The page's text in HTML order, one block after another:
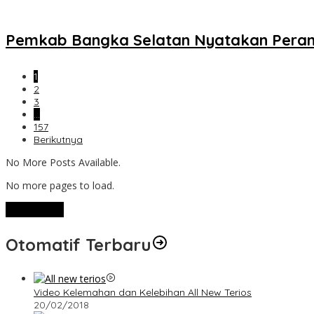
Pemkab Bangka Selatan Nyatakan
1
2
3
…
157
Berikutnya
No More Posts Available.
No more pages to load.
Otomatif Terbaru
Video Kelemahan dan Kelebihan All New Terios
20/02/2018